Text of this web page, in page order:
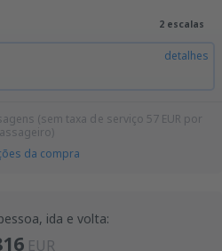
2 escalas
detalhes
(sem taxa de serviço 57 EUR por
da compra
ida e volta:
EUR